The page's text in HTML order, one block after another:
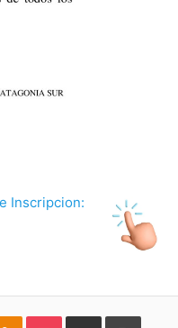
Inscripcion:
Odnoklassniki
PocketCompartirImprimir